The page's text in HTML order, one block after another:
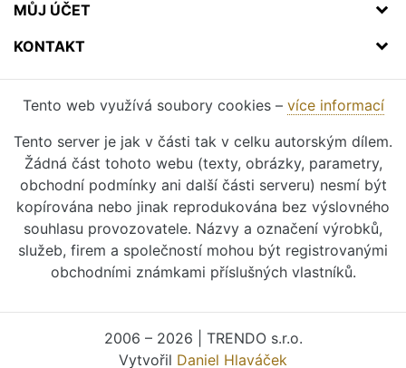
MŮJ ÚČET
KONTAKT
Tento web využívá soubory cookies – více informací
Tento server je jak v části tak v celku autorským dílem.
Žádná část tohoto webu (texty, obrázky, parametry,
obchodní podmínky ani další části serveru) nesmí být
kopírována nebo jinak reprodukována bez výslovného
souhlasu provozovatele. Názvy a označení výrobků,
služeb, firem a společností mohou být registrovanými
obchodními známkami příslušných vlastníků.
2006 – 2026 | TRENDO s.r.o.
Vytvořil Daniel Hlaváček